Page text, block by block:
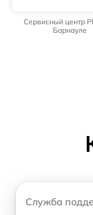
Сервисный центр
Барнауле
Служба